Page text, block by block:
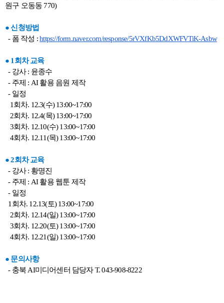
원구 오동동 770)
● 신청방법
- 폼 작성 :https://form.naver.com/response/5rVXfKb5DdXWFVTiK-Asbw
● 1회차 교육
- 강사 : 윤종수
- 주제 : AI 활용 음원 제작
- 일정
1회차. 12.3(수) 13:00~17:00
2회차. 12.4(목) 13:00~17:00
3회차. 12.10(수) 13:00~17:00
4회차. 12.11(목) 13:00~17:00
● 2회차 교육
- 강사 : 황명진
- 주제 : AI 활용 웹툰 제작
- 일정
1회차. 12.13(토) 13:00~17:00
2회차. 12.14(일) 13:00~17:00
3회차. 12.20(토) 13:00~17:00
4회차. 12.21(일) 13:00~17:00
● 문의사항
- 충북 AI미디어센터 담당자 T. 043-908-8222